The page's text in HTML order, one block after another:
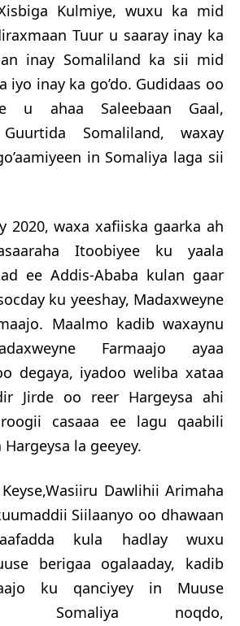
Kulmiye, wuxu ka mid
Tuur u saaray inay ka
inay Somaliland ka sii mid
iyo inay ka go’do. Gudidaas oo
u ahaa Saleebaan Gaal,
Guurtida Somaliland, waxay
in Somaliya laga sii
2020, waxa xafiiska gaarka ah
Itoobiyee ku yaala
ee Addis-Ababa kulan gaar
ku yeeshay, Madaxweyne
Maalmo kadib waxaynu
Farmaajo ayaa
degaya, iyadoo weliba xataa
Jirde oo reer Hargeysa ahi
casaaa ee lagu qaabili
la geeyey.
Dawlihii Arimaha
Siilaanyo oo dhawaan
kula hadlay wuxu
berigaa ogalaaday, kadib
ku qanciyey in Muuse
Somaliya noqdo,